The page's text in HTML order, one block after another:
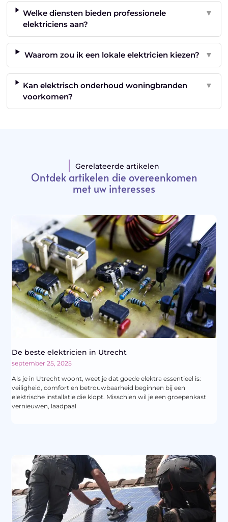
Welke diensten bieden professionele
elektriciens aan?
▼
Waarom zou ik een lokale elektricien kiezen? ▼
Kan elektrisch onderhoud woningbranden
voorkomen?
▼
Gerelateerde artikelen
Ontdek artikelen die overeenkomen
met uw interesses
De beste elektricien in Utrecht
september 25, 2025
Als je in Utrecht woont, weet je dat goede elektra essentieel is:
veiligheid, comfort en betrouwbaarheid beginnen bij een
elektrische installatie die klopt. Misschien wil je een groepenkast
vernieuwen, laadpaal